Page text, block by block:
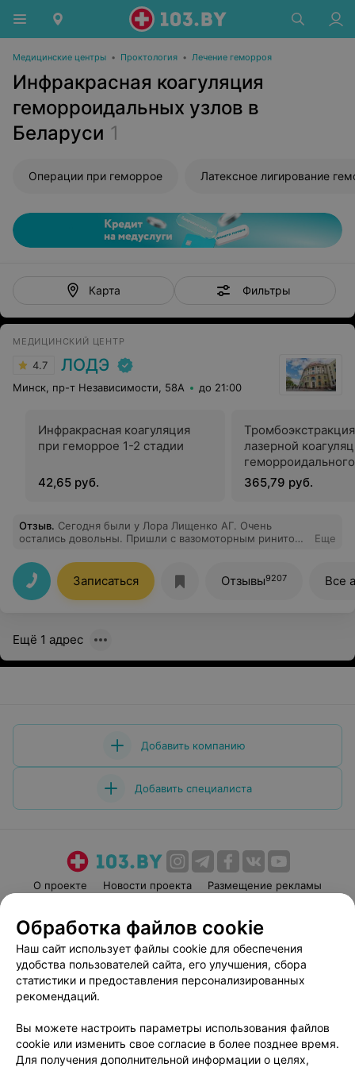
Медицинские центры • Проктология • Лечение геморроя
Инфракрасная коагуляция
геморроидальных узлов в
Беларуси 1
Операции при геморрое
Карта Фильтры
МЕДИЦИНСКИЙ ЦЕНТР
4.7 ЛОДЭ
Минск, пр-т Независимости, 58А до 21:00
Инфракрасная коагуляция
при геморрое 1-2 стадии
42,65 руб.
лазерной
365,79 руб.
Отзыв. Сегодня были у Лора Лищенко АГ. Очень
остались довольны. Пришли с вазомоторным ринитом.
действий. Есть тонкости, которые этот врач озвучил .
Очень профессиональный подход. У многих лоров
были . Не то.
Еще
Записаться Отзывы9207 Все
Ещё 1 адрес
Добавить компанию
Добавить специалиста
О проекте Новости проекта
Размещение рекламы
Пользовательское соглашение
Способы оплаты
Вакансии
Партнеры
Написать руководителю 103.by
Обработка персональных данных
Обработка файлов cookie
Наш сайт использует файлы cookie для обеспечения
удобства пользователей сайта, его улучшения, сбора
статистики и предоставления персонализированных
рекомендаций.
Вы можете настроить параметры использования файлов
cookie или изменить свое согласие в более позднее время.
Для получения дополнительной информации о целях,